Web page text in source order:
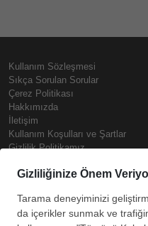
Kullanım Sözleşmesi
Sıkça Sorulan Sorular
Çerez Politikası
Hakkımızda
İletişim
Kullanım Koşulları ve Şartlar
Gizlilik Politikamız
Prime
Çelik Fiyatları